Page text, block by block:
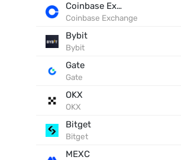
Coinbase Exchange
Coinbase Exchange
Bybit
Bybit
Gate
Gate
OKX
OKX
Bitget
Bitget
MEXC